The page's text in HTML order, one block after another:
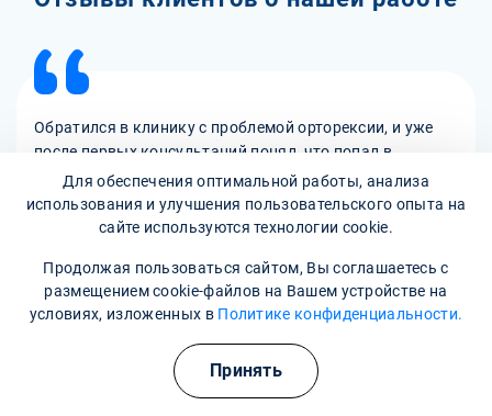
Обратился в клинику с проблемой орторексии, и уже
после первых консультаций понял, что попал в
надежные руки. Специалисты грамотно подошли к
лечению, помогли разобраться в причинах моего
состояния и разработали план, который я смог
значительные улучшения. Благодарен за
профессионализм и внимание.
Алексей Вячеславович, 39 лет
Подробнее
Для обеспечения оптимальной работы, анализа
использования и улучшения пользовательского опыта на
сайте используются технологии cookie.
Продолжая пользоваться сайтом, Вы соглашаетесь с
размещением cookie-файлов на Вашем устройстве на
условиях, изложенных в Политике конфиденциальности.
Принять